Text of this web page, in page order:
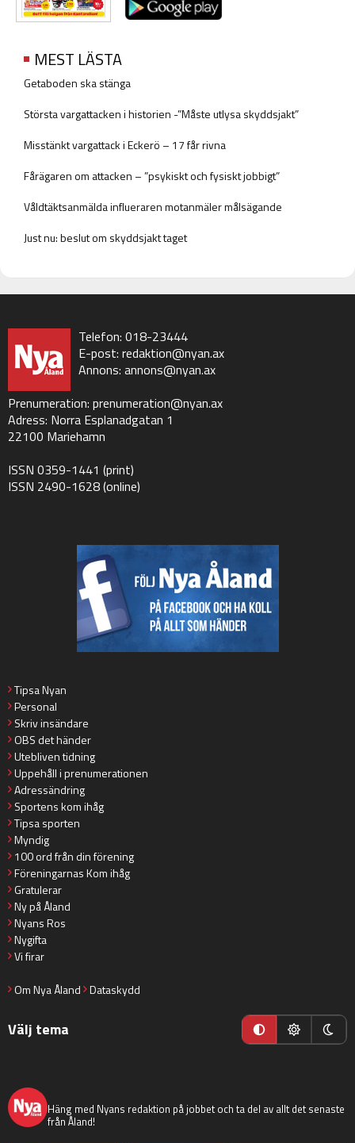
MEST LÄSTA
Getaboden ska stänga
Största vargattacken i historien -”Måste utlysa skyddsjakt”
Misstänkt vargattack i Eckerö – 17 får rivna
Fårägaren om attacken – ”psykiskt och fysiskt jobbigt”
Våldtäktsanmälda influeraren motanmäler målsägande
Just nu: beslut om skyddsjakt taget
Telefon: 018-23444
E-post: redaktion@nyan.ax
Annons: annons@nyan.ax
Prenumeration: prenumeration@nyan.ax
Adress: Norra Esplanadgatan 1
22100 Mariehamn
ISSN 0359-1441 (print)
ISSN 2490-1628 (online)
Tipsa Nyan
Personal
Skriv insändare
OBS det händer
Utebliven tidning
Uppehåll i prenumerationen
Adressändring
Sportens kom ihåg
Tipsa sporten
Myndig
100 ord från din förening
Föreningarnas Kom ihåg
Gratulerar
Ny på Åland
Nyans Ros
Nygifta
Vi firar
Om Nya Åland Dataskydd
Välj tema
Häng med Nyans redaktion på jobbet och ta del av allt det senaste
från Åland!